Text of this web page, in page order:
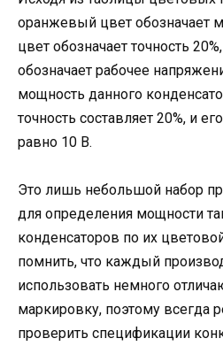
оранжевый цвет обозначает
цвет обозначает точность
обозначает рабочее
мощность данного
точность составляет 20%, и
равно 10 В.
Это лишь небольшой набор
для определения мощности
конденсаторов по их
помнить, что каждый
использовать немного
маркировку, поэтому всегда
проверить спецификации